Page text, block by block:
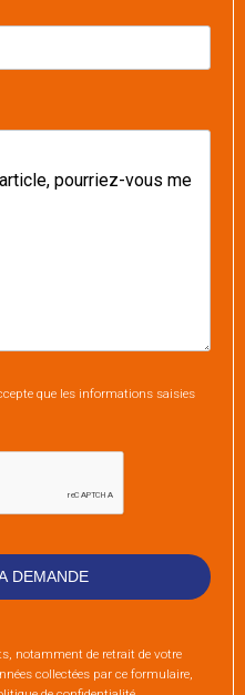
que les informations saisies
notamment de retrait de votre
collectées par ce formulaire,